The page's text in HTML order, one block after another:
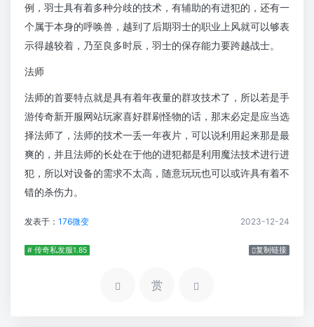
例，羽士具有着多种分歧的技术，有辅助的有进犯的，还有一
个属于本身的呼唤兽，越到了后期羽士的职业上风就可以够表
示得越较着，乃至良多时辰，羽士的保存能力要跨越战士。
法师
法师的首要特点就是具有着年夜量的群攻技术了，所以若是手
游传奇新开服网站玩家喜好群刷怪物的话，那末必定是应当选
择法师了，法师的技术一丢一年夜片，可以说利用起来那是最
爽的，并且法师的长处在于他的进犯都是利用魔法技术进行进
犯，所以对设备的需求不太高，随意玩玩也可以或许具有着不
错的杀伤力。
发表于： 176微变 2023-12-24
# 传奇私发服1.85 复制链接
赏